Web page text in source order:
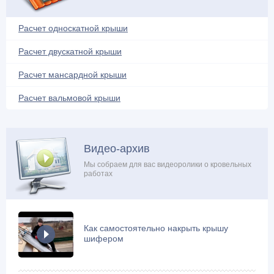
Обрешетка (4)
Обустройство балкона (4)
Односкатная крыша (16)
Проектирование и расчеты (10)
Профнастил (18)
Ремонтные работы (21)
Снегозадержатели (8)
Софиты и свесы (1)
Строй-материалы (8)
Расчет односкатной крыши
Расчет двускатной крыши
Расчет мансардной крыши
Расчет вальмовой крыши
Видео-архив
Мы собраем для вас видеоролики о кровельных
работах
Как самостоятельно накрыть крышу
шифером